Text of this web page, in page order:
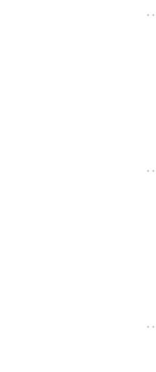
没坐上车，又回来
心。